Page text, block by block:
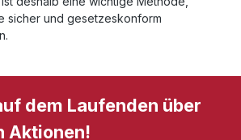
sicher und gesetzeskonform
dem Laufenden über
Aktionen!